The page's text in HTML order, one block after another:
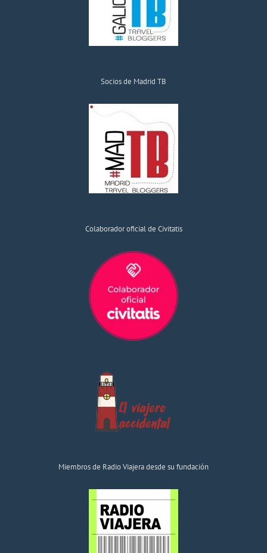
Socios de Madrid TB
Colaborador oficial de Civitatis
Miembros de Radio Viajera desde su fundación